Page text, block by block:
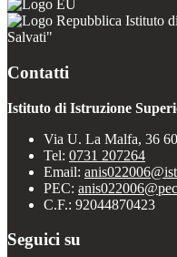
Istituto
Salvati"
Contatti
Istituto di Istruzione
Via U. La Malfa, 36
Tel: 0731 207264
Email:
PEC:
C.F.: 92044870423
Seguici su